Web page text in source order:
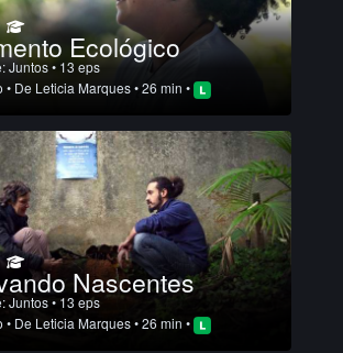
Ecológico
Juntos• 13 eps
• De Leticia Marques• 26 min •
Nascentes
Juntos• 13 eps
• De Leticia Marques• 26 min •